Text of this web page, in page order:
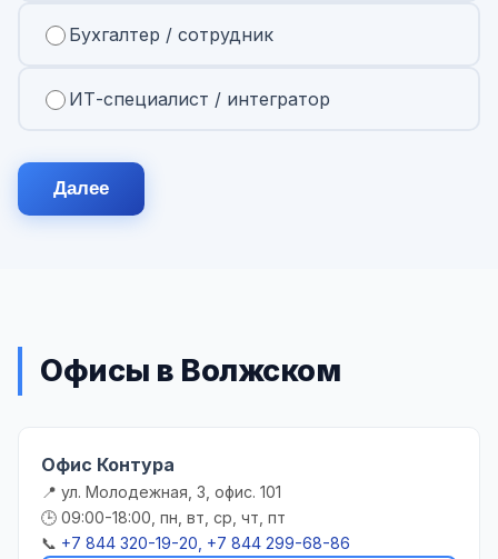
Бухгалтер / сотрудник
ИТ-специалист / интегратор
Далее
Офисы в Волжском
Офис Контура
📍 ул. Молодежная, 3, офис. 101
🕒 09:00-18:00, пн, вт, ср, чт, пт
📞 +7 844 320-19-20, +7 844 299-68-86